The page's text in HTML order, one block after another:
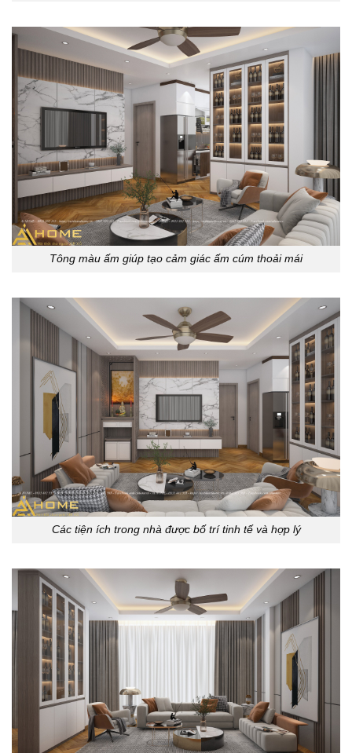
Tông màu ấm giúp tạo cảm giác ấm cúm thoải mái
Các tiện ích trong nhà được bố trí tinh tế và hợp lý